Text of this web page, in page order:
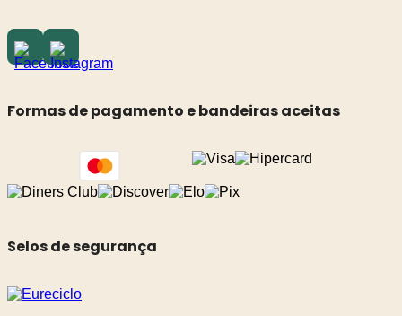
Formas de pagamento e bandeiras aceitas
Selos de segurança